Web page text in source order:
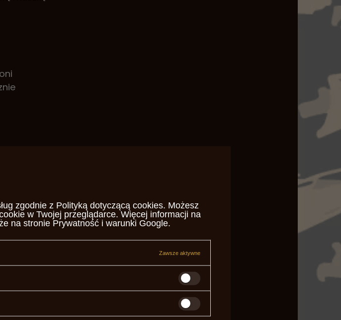
zgodnie z Polityką dotyczącą cookies. Możesz
w Twojej przeglądarce. Więcej informacji na
na stronie Prywatność i warunki Google.
Zawsze aktywne